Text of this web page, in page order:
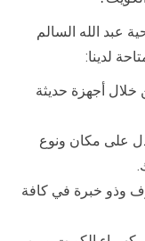
عبد الله السالم
لدينا:
أجهزة حديثة
على مكان ونوع
وذو خبرة في كافة